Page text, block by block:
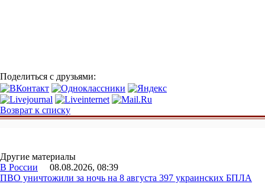
Поделиться с друзьями:
Возврат к списку
Другие материалы
В России 08.08.2026, 08:39
ПВО уничтожили за ночь на 8 августа 397 украинских БПЛА